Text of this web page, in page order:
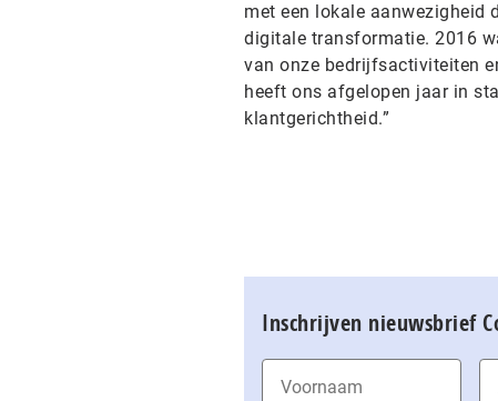
met een lokale aanwezigheid
digitale transformatie. 2016
van onze bedrijfsactiviteiten
heeft ons afgelopen jaar in
klantgerichtheid.”
Inschrijven nieuwsbrief